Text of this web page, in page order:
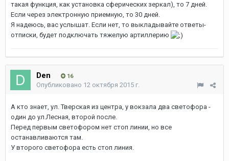
такая функция, как установка сферических зеркал), то 7 дней.
Если через электронную приемную, то 30 дней.
Я надеюсь, вас услышат. Если нет, то выкладывайте ответы-
отписки, будет подключать тяжелую артиллерию
Den 16
Опубликовано 12 октября 2015 г.
А кто знает, ул. Тверская из центра, у вокзала два светофора -
один до ул.Лесная, второй после.
Перед первым светофором нет стоп линии, но все
останавливаются там.
У второго светофора есть стоп линия.